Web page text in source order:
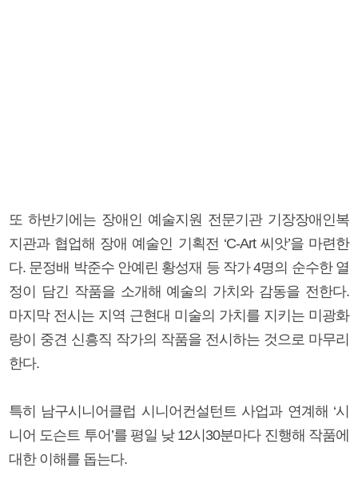
또 하반기에는 장애인 예술지원 전문기관 기장장애인복
지관과 협업해 장애 예술인 기획전 ‘C-Art 씨앗’을 마련한
다. 문정배 박준수 안예린 황성재 등 작가 4명의 순수한 열
정이 담긴 작품을 소개해 예술의 가치와 감동을 전한다.
마지막 전시는 지역 근현대 미술의 가치를 지키는 미광화
랑이 중견 신흥직 작가의 작품을 전시하는 것으로 마무리
한다.
특히 남구시니어클럽 시니어컨설턴트 사업과 연계해 ‘시
니어 도슨트 투어’를 평일 낮 12시30분마다 진행해 작품에
대한 이해를 돕는다.